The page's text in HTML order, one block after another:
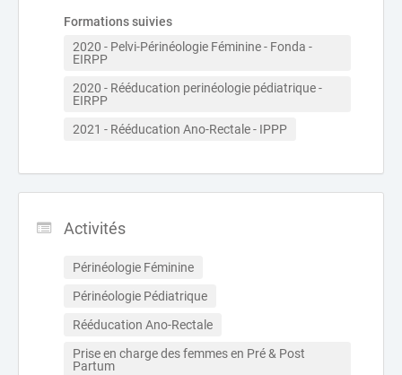
Formations suivies
2020 - Pelvi-Périnéologie Féminine - Fonda -
EIRPP
2020 - Rééducation perinéologie pédiatrique -
EIRPP
2021 - Rééducation Ano-Rectale - IPPP
Activités
Périnéologie Féminine
Périnéologie Pédiatrique
Rééducation Ano-Rectale
Prise en charge des femmes en Pré & Post
Partum